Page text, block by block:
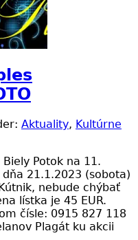
Aktuality, Kultúrne
Potok na 11.
21.1.2023 (sobota)
nebude chýbať
lístka je 45 EUR.
čísle: 0915 827 118
Plagát ku akcii